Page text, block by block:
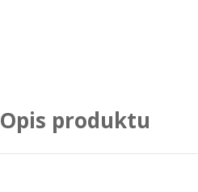
Opis produktu